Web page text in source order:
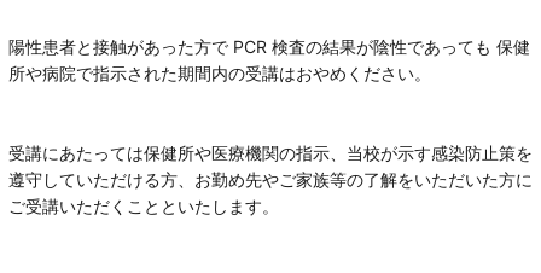
陽性患者と接触があった方で PCR 検査の結果が陰性であっても 保健
所や病院で指示された期間内の受講はおやめください。
受講にあたっては保健所や医療機関の指示、当校が示す感染防止策を
遵守していただける方、お勤め先やご家族等の了解をいただいた方に
ご受講いただくことといたします。